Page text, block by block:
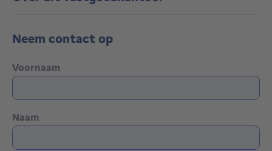
Neem contact op
Voornaam
Naam